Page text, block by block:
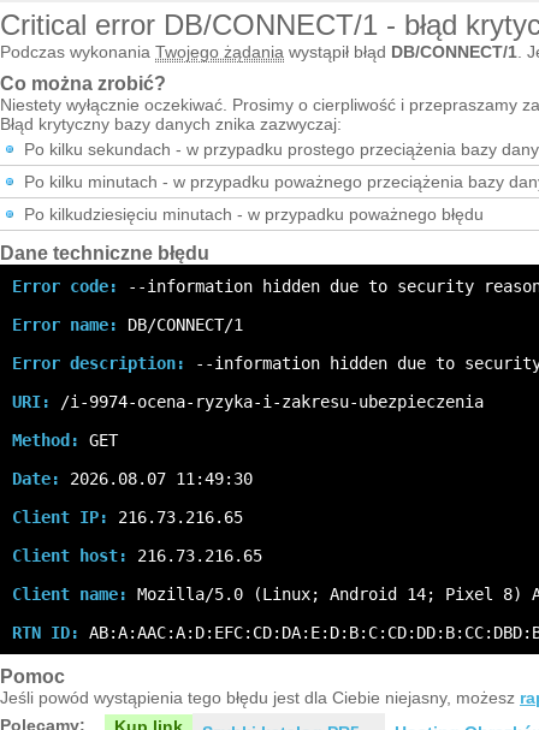
Critical error DB/CONNECT/1 - błąd
Podczas wykonania Twojego żądania wystąpił błąd DB/CONNECT/1 .
Co można zrobić?
Niestety wyłącznie oczekiwać. Prosimy o cierpliwość i przepraszamy
Błąd krytyczny bazy danych znika zazwyczaj:
Po kilku sekundach - w przypadku prostego przeciążenia bazy
Po kilku minutach - w przypadku poważnego przeciążenia bazy
Po kilkudziesięciu minutach - w przypadku poważnego błędu
Dane techniczne błędu
Error code:
--information hidden due to security
Error name:
DB/CONNECT/1
Error description:
--information hidden due to
URI:
/i-9974-ocena-ryzyka-i-zakresu-ubezpieczenia
Method:
GET
Date:
2026.08.07 11:49:30
Client IP:
216.73.216.65
Client host:
216.73.216.65
Client name:
Mozilla/5.0 (Linux; Android 14; Pixel 8)
RTN ID:
Pomoc
Jeśli powód wystąpienia tego błędu jest dla Ciebie niejasny, możesz
Polecamy: